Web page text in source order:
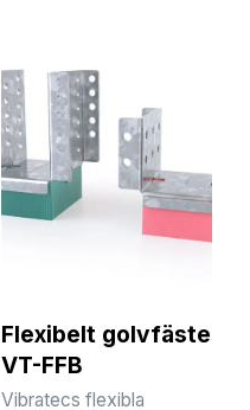
Flexibelt golvfäste
VT-FFB
Vibratecs flexibla